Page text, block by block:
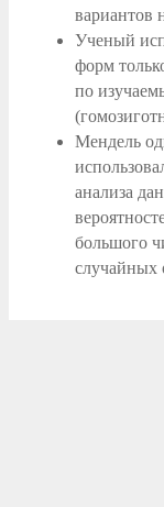
вариантов
Ученый
форм
по
Мендель
анализа
большого
случайных